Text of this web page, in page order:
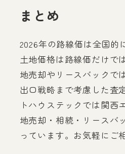
まとめ
2026年の路線価は全国的
土地価格は路線価だけで
地売却やリースバックで
出口戦略まで考慮した査
トハウステックでは関西
地売却・相続・リースバ
っています。お気軽にご